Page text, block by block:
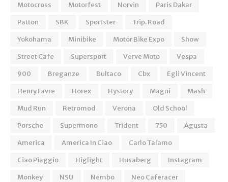
Motocross
Motorfest Norvin
Paris Dakar
Patton
SBK Sportster
Trip. Road
Yokohama
Minibike Motor Bike Expo
Show
Street Cafe
Supersport Verve Moto
Vespa
900
Breganze Bultaco Cbx
Egli Vincent
Henry Favre
Horex Hystory Magni
Mash
Mud Run
Retromod Verona
Old School
Porsche
Supermono Trident 750
Agusta
America
America In Ciao
Carlo Talamo
Ciao Piaggio
Higlight Husaberg
Instagram
Monkey
NSU Nembo
Neo Caferacer